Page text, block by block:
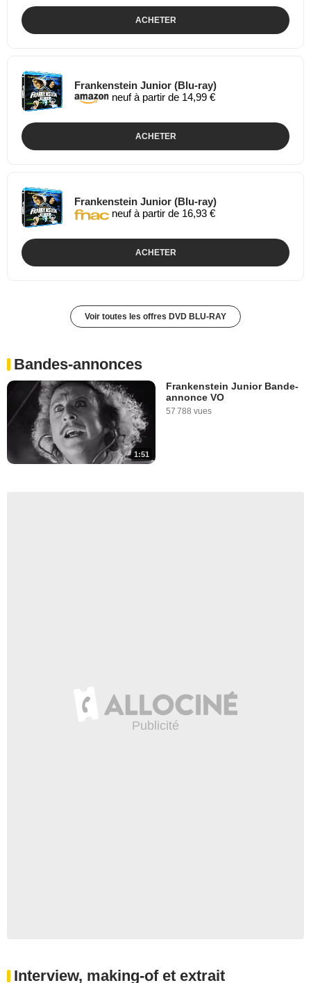
ACHETER
Frankenstein Junior (Blu-ray)
neuf à partir de 14,99 €
ACHETER
Frankenstein Junior (Blu-ray)
neuf à partir de 16,93 €
ACHETER
Voir toutes les offres DVD BLU-RAY
Bandes-annonces
1:51
Frankenstein Junior Bande-
annonce VO
57 788 vues
Interview, making-of et extrait